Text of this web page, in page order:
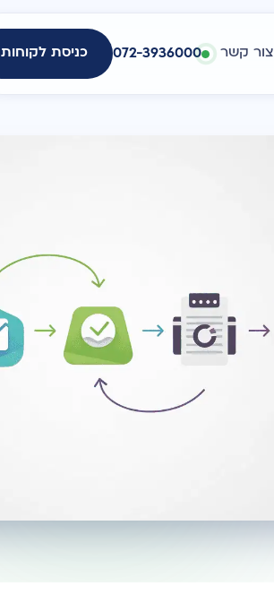
צור קשר 072-3936000 כניסת לקוחות